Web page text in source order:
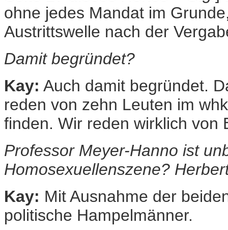
ohne jedes Mandat im
Austrittswelle nach der
Damit begründet?
Kay: Auch damit begründet.
reden von zehn Leuten im
finden. Wir reden wirklich von
Professor Meyer-Hanno ist
Homosexuellenszene?
Kay: Mit Ausnahme der
politische Hampelmänner.